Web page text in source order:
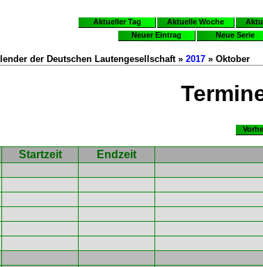
Aktueller Tag Aktuelle Woche
Neuer Eintrag
Neue Serie
der Deutschen Lautengesellschaft » 2017 » Oktober
Startzeit Endzeit